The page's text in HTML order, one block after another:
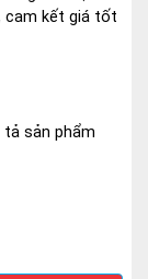
cam kết giá tốt
sản phẩm